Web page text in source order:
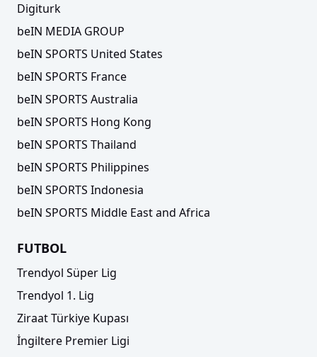
Digiturk
beIN MEDIA GROUP
beIN SPORTS United States
beIN SPORTS France
beIN SPORTS Australia
beIN SPORTS Hong Kong
beIN SPORTS Thailand
beIN SPORTS Philippines
beIN SPORTS Indonesia
beIN SPORTS Middle East and Africa
FUTBOL
Trendyol Süper Lig
Trendyol 1. Lig
Ziraat Türkiye Kupası
İngiltere Premier Ligi